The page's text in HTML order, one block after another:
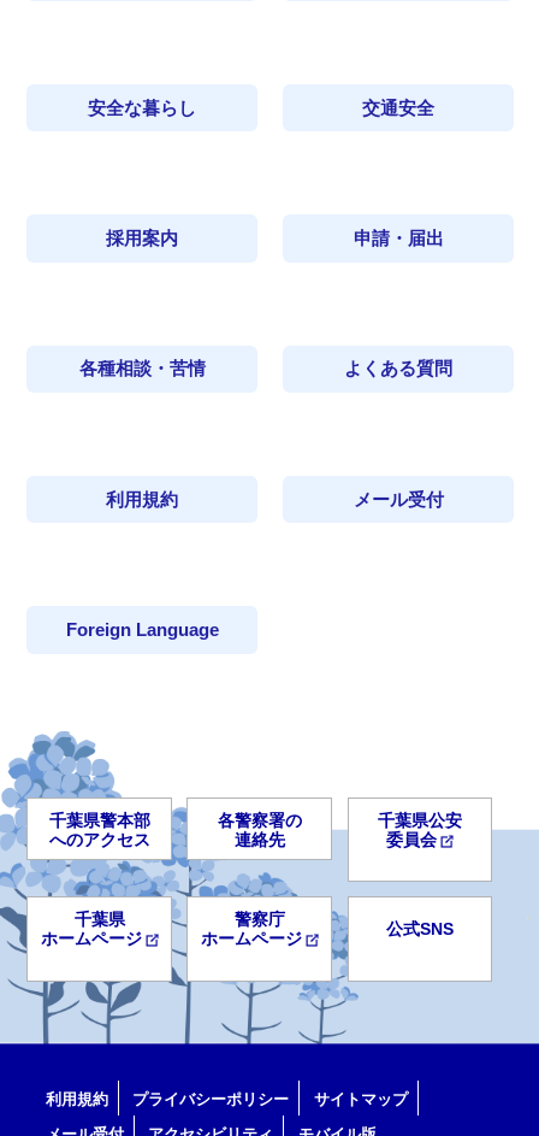
安全な暮らし 交通安全
採用案内 申請・届出
各種相談・苦情 よくある質問
利用規約 メール受付
Foreign Language
千葉県警本部
へのアクセス
各警察署の
連絡先
千葉県公安
委員会
千葉県
ホームページ
警察庁
ホームページ
公式SNS
利用規約 プライバシーポリシー
サイトマップ